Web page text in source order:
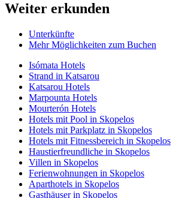
Weiter erkunden
Unterkünfte
Mehr Möglichkeiten zum Buchen
Isómata Hotels
Strand in Katsarou
Katsarou Hotels
Marpounta Hotels
Mourterón Hotels
Hotels mit Pool in Skopelos
Hotels mit Parkplatz in Skopelos
Hotels mit Fitnessbereich in Skopelos
Haustierfreundliche in Skopelos
Villen in Skopelos
Ferienwohnungen in Skopelos
Aparthotels in Skopelos
Gasthäuser in Skopelos